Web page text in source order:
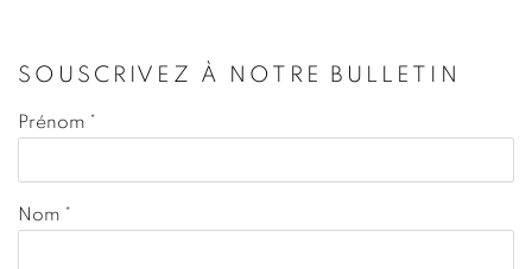
SOUSCRIVEZ À NOTRE BULLETIN
Prénom *
Nom *